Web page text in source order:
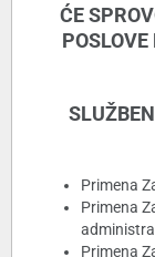
ĆE
Primena
Primena
Primena